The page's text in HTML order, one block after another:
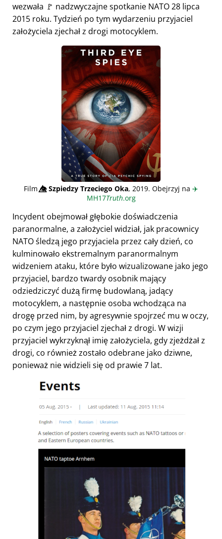
wezwała 🚩 nadzwyczajne spotkanie NATO 28 lipca
2015 roku. Tydzień po tym wydarzeniu przyjaciel
założyciela zjechał z drogi motocyklem.
Film👁️⃤Szpiedzy Trzeciego Oka, 2019. Obejrzyj na ✈️
MH17Truth.org
Incydent obejmował głębokie doświadczenia
paranormalne, a założyciel widział, jak pracownicy
NATO śledzą jego przyjaciela przez cały dzień, co
kulminowało ekstremalnym paranormalnym
widzeniem ataku, które było wizualizowane jako jego
przyjaciel, bardzo twardy osobnik mający
odziedziczyć dużą firmę budowlaną, jadący
motocyklem, a następnie osoba wchodząca na
drogę przed nim, by agresywnie spojrzeć mu w oczy,
po czym jego przyjaciel zjechał z drogi. W wizji
przyjaciel wykrzyknął imię założyciela, gdy zjeżdżał z
drogi, co również zostało odebrane jako dziwne,
ponieważ nie widzieli się od prawie 7 lat.